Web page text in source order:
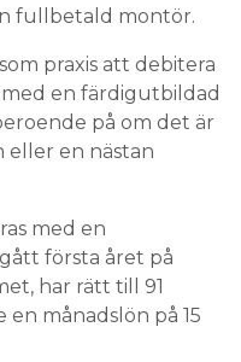
fullbetald montör.
praxis att debitera
en färdigutbildad
på om det är
eller en nästan
med en
första året på
har rätt till 91
månadslön på 15